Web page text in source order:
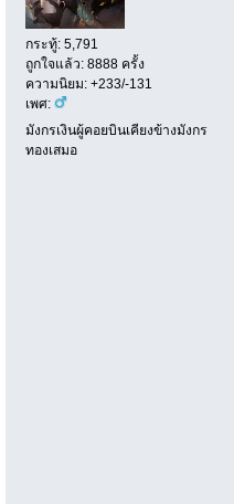
กระทู้: 5,791
ถูกใจแล้ว: 8888 ครั้ง
ความนิยม: +233/-131
เพศ:
มังกรเงินผู้คอยบินเคียงข้างมังกร
ทองเสมอ